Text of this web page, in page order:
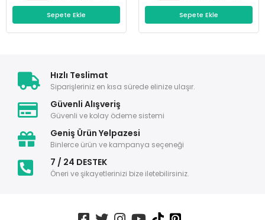
Sepete Ekle Sepete Ekle
Hızlı Teslimat
Siparişleriniz en kısa sürede elinize ulaşır.
Güvenli Alışveriş
Güvenli ve kolay ödeme sistemi
Geniş Ürün Yelpazesi
Binlerce ürün ve kampanya seçeneği
7 / 24 DESTEK
Öneri ve şikayetlerinizi bize iletebilirsiniz.